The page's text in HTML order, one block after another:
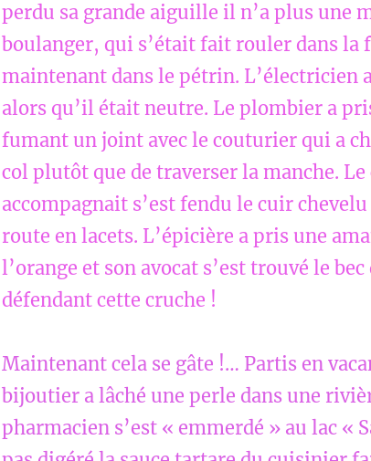
perdu sa grande aiguille il n’a plus une
boulanger, qui s’était fait rouler dans la
maintenant dans le pétrin. L’électricien
alors qu’il était neutre. Le plombier a
fumant un joint avec le couturier qui a
col plutôt que de traverser la manche.
accompagnait s’est fendu le cuir
route en lacets. L’épicière a pris une
l’orange et son avocat s’est trouvé le bec
défendant cette cruche !
Maintenant cela se gâte !… Partis en
bijoutier a lâché une perle dans une
pharmacien s’est « emmerdé » au lac «